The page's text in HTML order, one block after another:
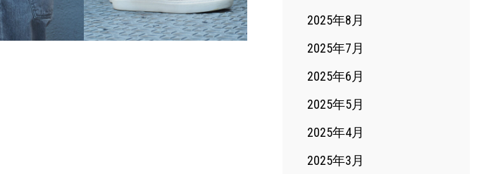
2025年8月
2025年7月
2025年6月
2025年5月
2025年4月
2025年3月